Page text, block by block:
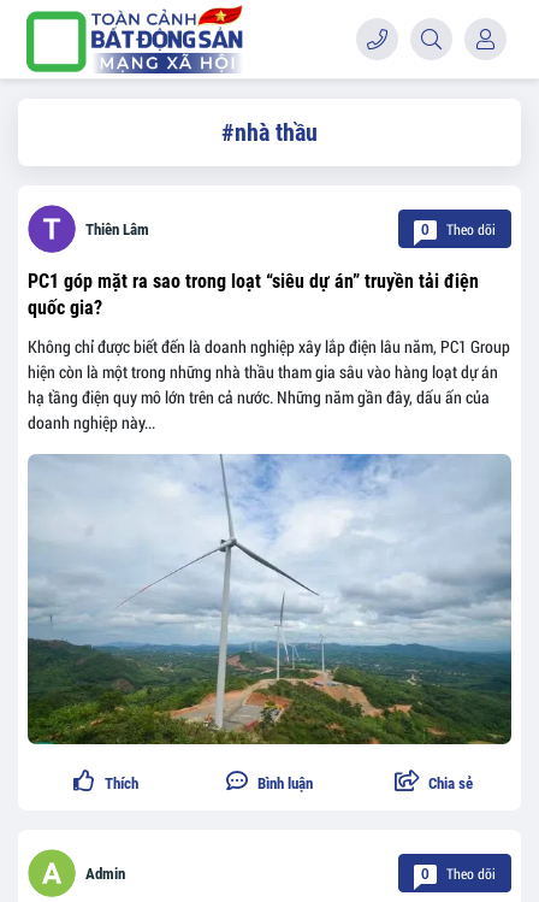
#nhà thầu
Thiên Lâm 0 Theo dõi
PC1 góp mặt ra sao trong loạt “siêu dự án” truyền tải điện
quốc gia?
Không chỉ được biết đến là doanh nghiệp xây lắp điện lâu năm, PC1 Group
hiện còn là một trong những nhà thầu tham gia sâu vào hàng loạt dự án
hạ tầng điện quy mô lớn trên cả nước. Những năm gần đây, dấu ấn của
doanh nghiệp này...
Thích Bình luận Chia sẻ
Admin 0 Theo dõi